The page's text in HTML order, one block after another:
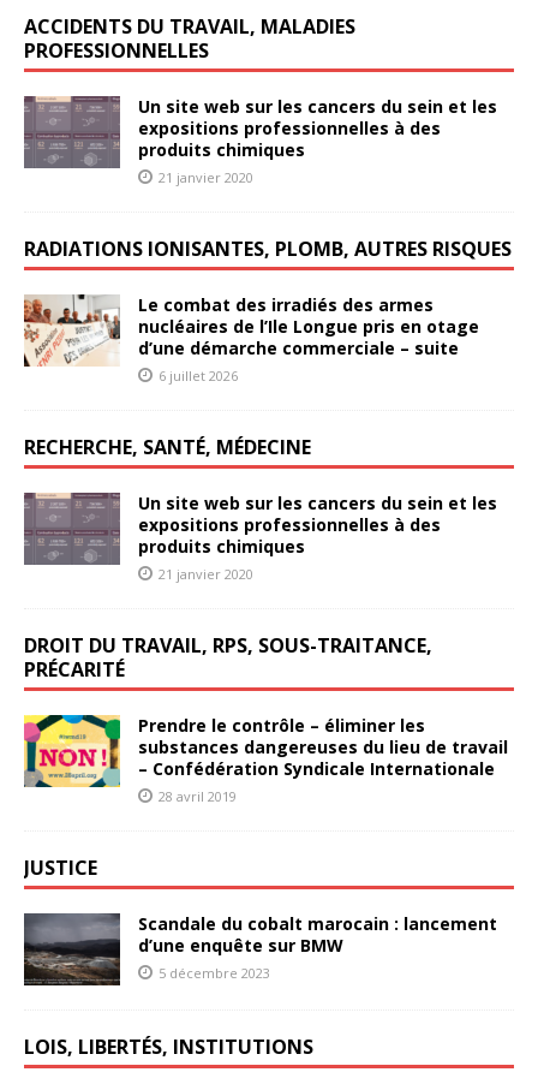
ACCIDENTS DU TRAVAIL, MALADIES
PROFESSIONNELLES
Un site web sur les cancers du sein et les
expositions professionnelles à des
produits chimiques
21 janvier 2020
RADIATIONS IONISANTES, PLOMB, AUTRES RISQUES
Le combat des irradiés des armes
nucléaires de l’Ile Longue pris en otage
d’une démarche commerciale – suite
6 juillet 2026
RECHERCHE, SANTÉ, MÉDECINE
Un site web sur les cancers du sein et les
expositions professionnelles à des
produits chimiques
21 janvier 2020
DROIT DU TRAVAIL, RPS, SOUS-TRAITANCE,
PRÉCARITÉ
Prendre le contrôle – éliminer les
substances dangereuses du lieu de travail
– Confédération Syndicale Internationale
28 avril 2019
JUSTICE
Scandale du cobalt marocain : lancement
d’une enquête sur BMW
5 décembre 2023
LOIS, LIBERTÉS, INSTITUTIONS